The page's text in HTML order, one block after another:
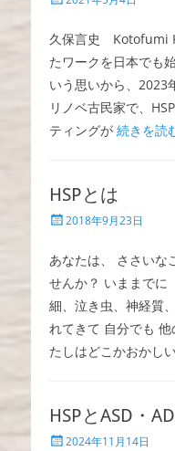
日
久保言史 Kotofumi
たワークを日本でも
いう思いから、2023
リノベ古民家で、
ティングが 続きを読
HSPとは
投
日
2018年9月23日
あなたは、 ささいな
せんか？ いままで
細、泣き虫、神経質
れてきて 自分でも
たしはどこかおかし
HSPとASD・
投 2024年11月14日